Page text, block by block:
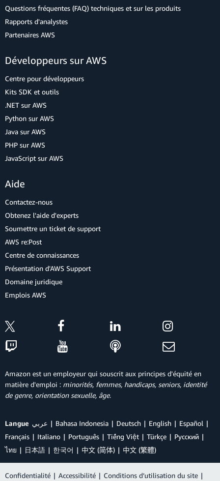
Questions fréquentes (FAQ) techniques et sur les produits
Rapports d'analystes
Partenaires AWS
Développeurs sur AWS
Centre pour développeurs
Kits SDK et outils
.NET sur AWS
Python sur AWS
Java sur AWS
PHP sur AWS
JavaScript sur AWS
Aide
Contactez-nous
Obtenez l'aide d'experts
Soumettre un ticket de support
AWS re:Post
Centre de connaissances
Présentation d'AWS Support
Domaine juridique
Emplois AWS
Amazon est un employeur qui souscrit aux principes d'équité en
matière d'emploi : minorités, femmes, handicaps, seniors, identité
de genre, orientation sexuelle, âge.
Langue عربي Bahasa Indonesia Deutsch English
Español
Français
Italiano Português Tiếng Việt Türkçe
Ρусский
ไทย
日本語 한국어 中文 (简体) 中文 (繁體)
Confidentialité | Accessibilité | Conditions d’utilisation du site |